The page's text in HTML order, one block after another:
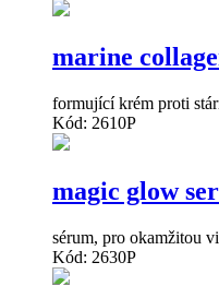
marine
formující krém proti
Kód: 2610P
magic glow
sérum, pro okamžitou
Kód: 2630P